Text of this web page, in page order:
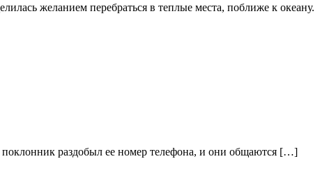
желанием перебраться в теплые места, поближе к океану.
поклонник раздобыл ее номер телефона, и они общаются […]